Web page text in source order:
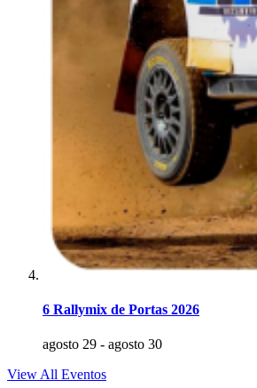
6 Rallymix de Portas 2026
agosto 29 - agosto 30
View All Eventos